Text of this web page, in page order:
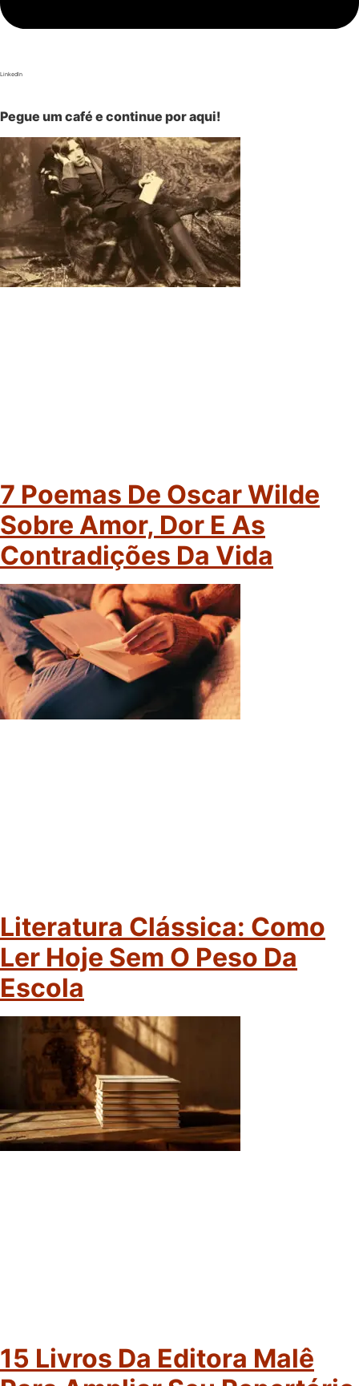
LinkedIn
Pegue um café e continue por aqui!
7 Poemas De Oscar Wilde
Sobre Amor, Dor E As
Contradições Da Vida
Literatura Clássica: Como
Ler Hoje Sem O Peso Da
Escola
15 Livros Da Editora Malê